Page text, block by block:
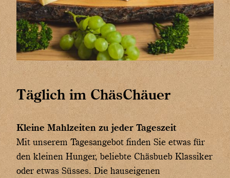
Täglich im ChäsChäuer
Kleine Mahlzeiten zu jeder Tageszeit
Mit unserem Tagesangebot finden Sie etwas für
den kleinen Hunger, beliebte Chäsbueb Klassiker
oder etwas Süsses. Die hauseigenen